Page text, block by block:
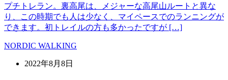
プチトレラン。裏高尾は、メジャーな高尾山ルートと異な
り、この時期でも人は少なく、マイペースでのランニングが
できます。初トレイルの方も多かったですが […]
NORDIC WALKING
2022年8月8日